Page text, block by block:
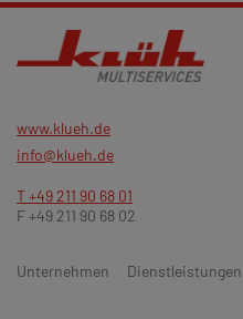
Unternehmen Dienstleistungen
www.klueh.de
info@klueh.de
T +49 211 90 68 01
F +49 211 90 68 02